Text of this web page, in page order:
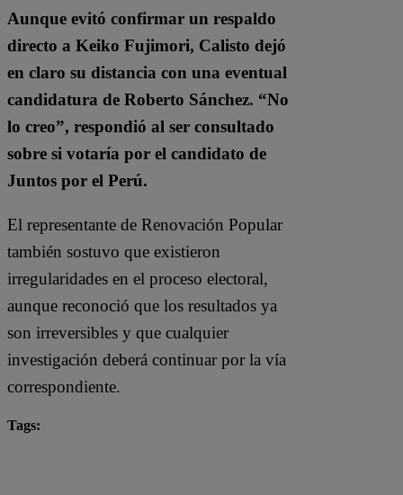
Aunque evitó confirmar un respaldo
directo a Keiko Fujimori, Calisto dejó
en claro su distancia con una eventual
candidatura de Roberto Sánchez. “No
lo creo”, respondió al ser consultado
sobre si votaría por el candidato de
Juntos por el Perú.
El representante de Renovación Popular
también sostuvo que existieron
irregularidades en el proceso electoral,
aunque reconoció que los resultados ya
son irreversibles y que cualquier
investigación deberá continuar por la vía
correspondiente.
Tags: